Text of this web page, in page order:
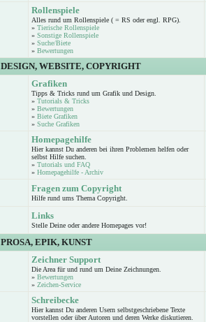
Rollenspiele
Alles rund um Rollenspiele ( = RS oder engl. RPG).
» Tierische Rollenspiele
» Sonstige Rollenspiele
» Suche/Biete
» Bewertungen
DESIGN, WEBSITE, COPYRIGHT
Grafiken
Tipps & Tricks rund um Grafik und Design.
» Tutorials & Tricks
» Bewertungen
» Biete Grafiken
» Suche Grafiken
Homepagehilfe
Hier kannst Du anderen bei ihren Problemen helfen oder
selbst Hilfe suchen.
» Tutorials und FAQ
» Homepagehilfe - Archiv
Fragen zum Copyright
Hilfe rund ums Thema Copyright.
Links
Stelle Deine oder andere Homepages vor!
PROSA, EPIK, KUNST
Zeichner Support
Die Area für und rund um Deine Zeichnungen.
» Bewertungen
» Zeichen-Service
Schreibecke
Hier kannst Du anderen Usern selbstgeschriebene Texte
vorstellen oder über Autoren und deren Werke diskutieren.